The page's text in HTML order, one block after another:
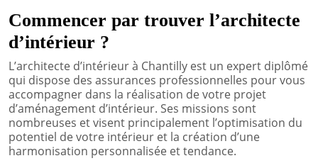
Commencer par trouver l’architecte
d’intérieur ?
L’architecte d’intérieur à Chantilly est un expert diplômé
qui dispose des assurances professionnelles pour vous
accompagner dans la réalisation de votre projet
d’aménagement d’intérieur. Ses missions sont
nombreuses et visent principalement l’optimisation du
potentiel de votre intérieur et la création d’une
harmonisation personnalisée et tendance.